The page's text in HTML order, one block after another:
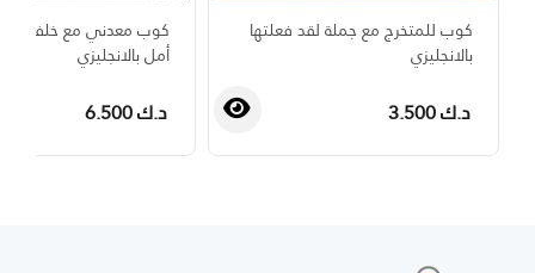
كوب للمتخرج مع جملة لقد فعلتها
بالانجليزي
د.ك 3.500
كوب معدني مع خلفية
أمل بالانجليزي
د.ك 6.500